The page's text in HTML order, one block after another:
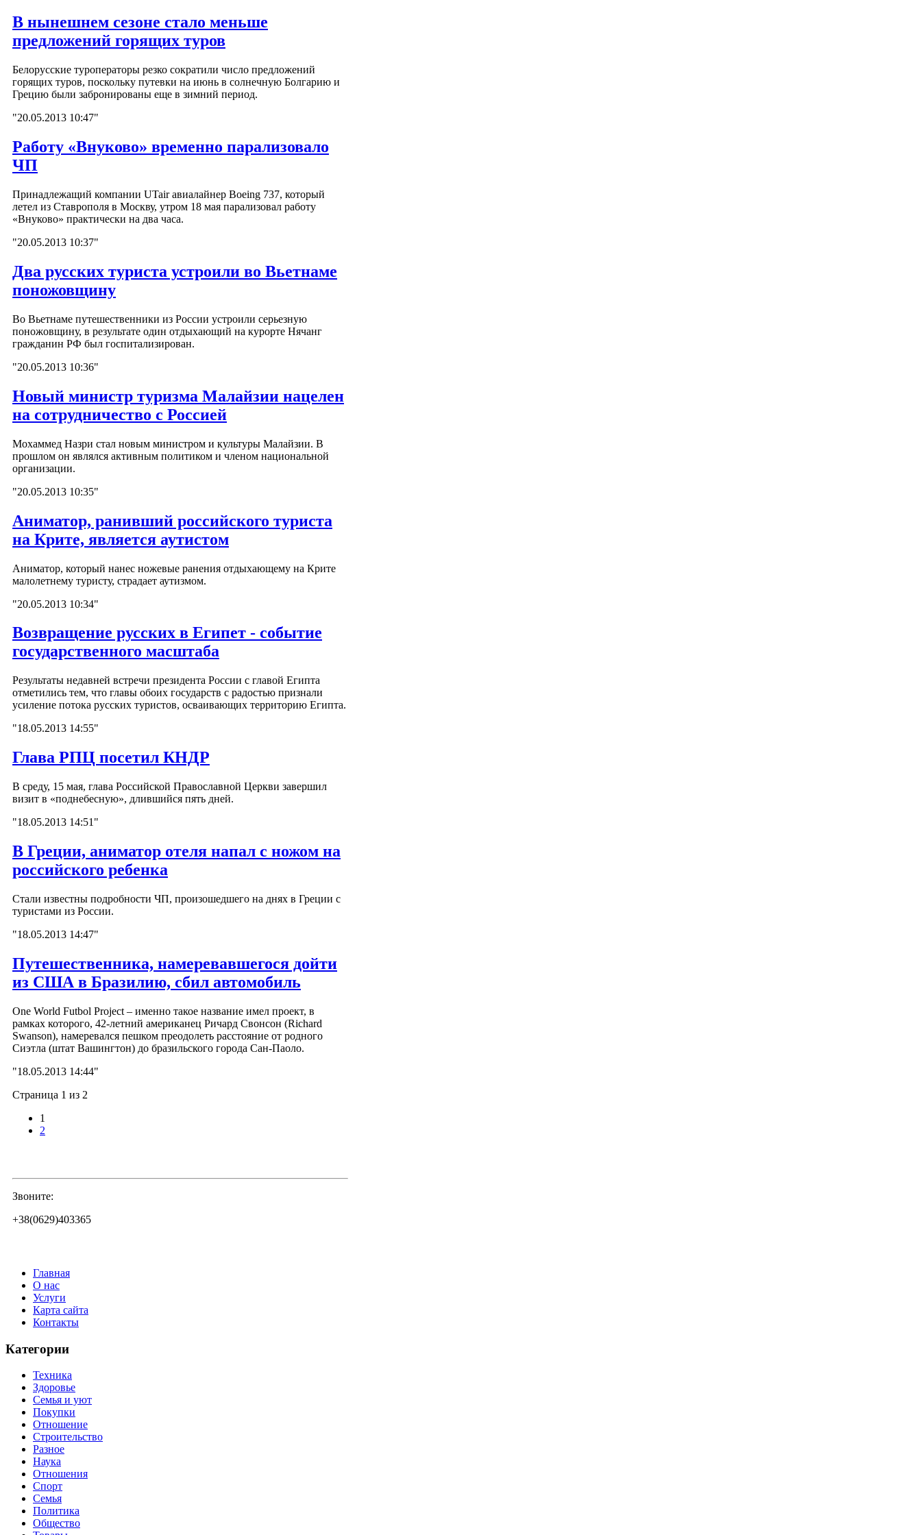
В нынешнем сезоне стало меньше
предложений горящих туров
Белорусские туроператоры резко сократили число предложений
горящих туров, поскольку путевки на июнь в солнечную Болгарию и
Грецию были забронированы еще в зимний период.
"20.05.2013 10:47"
Работу «Внуково» временно парализовало
ЧП
Принадлежащий компании UTair авиалайнер Boeing 737, который
летел из Ставрополя в Москву, утром 18 мая парализовал работу
«Внуково» практически на два часа.
"20.05.2013 10:37"
Два русских туриста устроили во Вьетнаме
поножовщину
Во Вьетнаме путешественники из России устроили серьезную
поножовщину, в результате один отдыхающий на курорте Нячанг
гражданин РФ был госпитализирован.
"20.05.2013 10:36"
Новый министр туризма Малайзии нацелен
на сотрудничество с Россией
Мохаммед Назри стал новым министром и культуры Малайзии. В
прошлом он являлся активным политиком и членом национальной
организации.
"20.05.2013 10:35"
Аниматор, ранивший российского туриста
на Крите, является аутистом
Аниматор, который нанес ножевые ранения отдыхающему на Крите
малолетнему туристу, страдает аутизмом.
"20.05.2013 10:34"
Возвращение русских в Египет - событие
государственного масштаба
Результаты недавней встречи президента России с главой Египта
отметились тем, что главы обоих государств с радостью признали
усиление потока русских туристов, осваивающих территорию Египта.
"18.05.2013 14:55"
Глава РПЦ посетил КНДР
В среду, 15 мая, глава Российской Православной Церкви завершил
визит в «поднебесную», длившийся пять дней.
"18.05.2013 14:51"
В Греции, аниматор отеля напал с ножом на
российского ребенка
Стали известны подробности ЧП, произошедшего на днях в Греции с
туристами из России.
"18.05.2013 14:47"
Путешественника, намеревавшегося дойти
из США в Бразилию, сбил автомобиль
One World Futbol Project – именно такое название имел проект, в
рамках которого, 42-летний американец Ричард Свонсон (Richard
Swanson), намеревался пешком преодолеть расстояние от родного
Сиэтла (штат Вашингтон) до бразильского города Сан-Паоло.
"18.05.2013 14:44"
Страница 1 из 2
1
2
Звоните:
+38(0629)403365
Главная
О нас
Услуги
Карта сайта
Контакты
Категории
Техника
Здоровье
Семья и уют
Покупки
Отношение
Строительство
Разное
Наука
Отношения
Спорт
Семья
Политика
Общество